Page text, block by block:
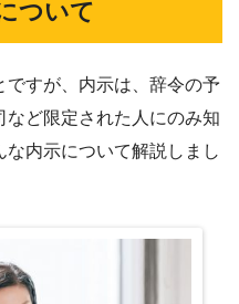
ついて
すが、内示は、辞令の予
ど限定された人にのみ知
内示について解説しまし